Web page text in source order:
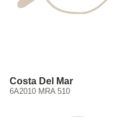
Costa Del Mar
6A2010 MRA 510